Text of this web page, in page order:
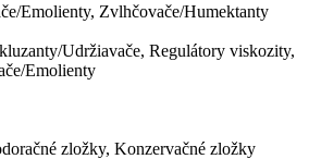
Emolienty, Zvlhčovače/Humektanty
Udržiavače, Regulátory viskozity,
Emolienty
zložky, Konzervačné zložky